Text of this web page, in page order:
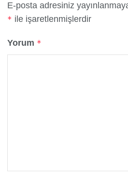
E-posta adresiniz
* ile işaretlenmişlerdir
Yorum *